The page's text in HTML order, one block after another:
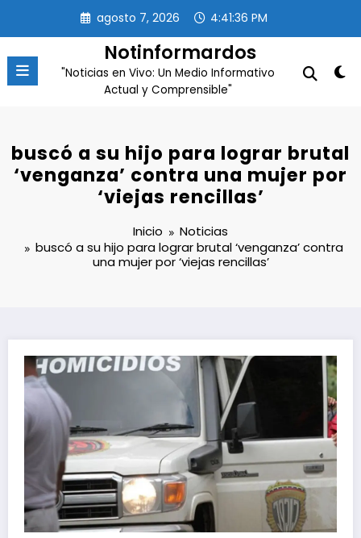
contenido
agosto 7, 2026 4:41:37 PM
Notinformardos
"Noticias en Vivo: Un Medio Informativo
Actual y Comprensible"
buscó a su hijo para lograr brutal
‘venganza’ contra una mujer por
‘viejas rencillas’
Inicio
Noticias
buscó a su hijo para lograr brutal ‘venganza’ contra
una mujer por ‘viejas rencillas’